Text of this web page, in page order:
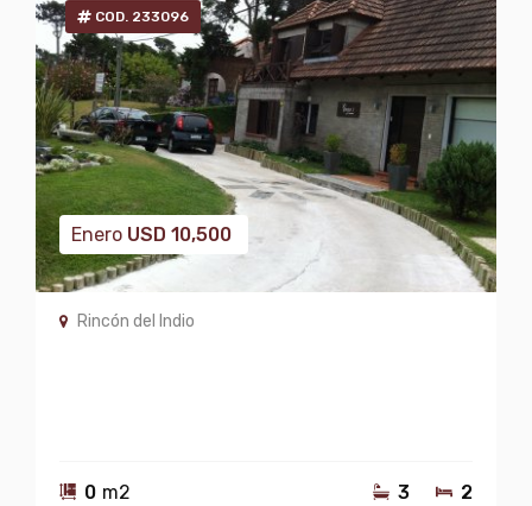
COD. 233096
Enero USD 10,500
Rincón del Indio
0 m2 2
3